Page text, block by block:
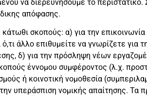
να διερευνήσουμε το
απόφασης.
σκοπούς: α) για την επικοινωνία
άλλο επιθυμείτε να γνωρίζετε για
δ) για την πρόσληψη νέων
έννομου συμφέροντος (λ.χ.
ή κοινοτική νομοθεσία
υπεράσπιση νομικής απαίτησης. Τα